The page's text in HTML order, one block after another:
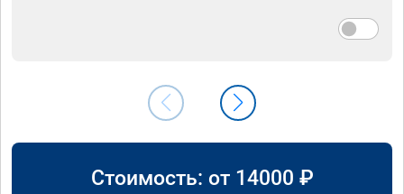
Стоимость: от 14000 ₽